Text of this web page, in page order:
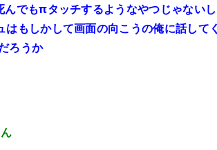
んでもπタッチするようなやつじゃないし
はもしかして画面の向こうの俺に話して
ろうか